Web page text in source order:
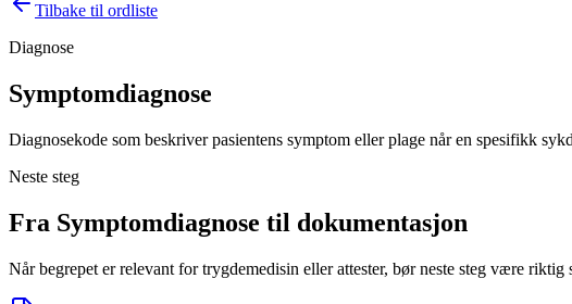
Tilbake til ordliste
Diagnose
Symptomdiagnose
Diagnosekode som beskriver pasientens symptom eller plage når en spesifikk
Neste steg
Fra Symptomdiagnose til dokumentasjon
Når begrepet er relevant for trygdemedisin eller attester, bør neste steg være